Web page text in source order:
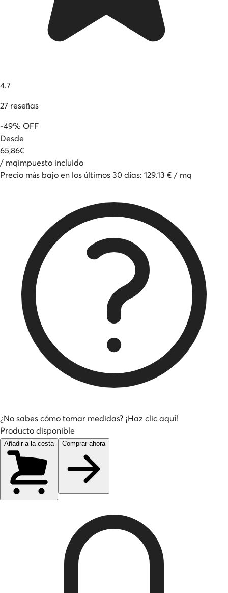
4.7
27 reseñas
-49% OFF
Desde
65,86€
/ mqimpuesto incluido
Precio más bajo en los últimos 30 días: 129.13 € / mq
¿No sabes cómo tomar medidas? ¡Haz clic aquí!
Producto disponible
Añadir a la cesta Comprar ahora